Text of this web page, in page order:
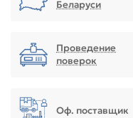
Беларуси
Проведение
поверок
Оф. поставщик